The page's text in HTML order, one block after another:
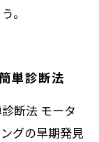
。
単診断法
断法 モータ
グの早期発見